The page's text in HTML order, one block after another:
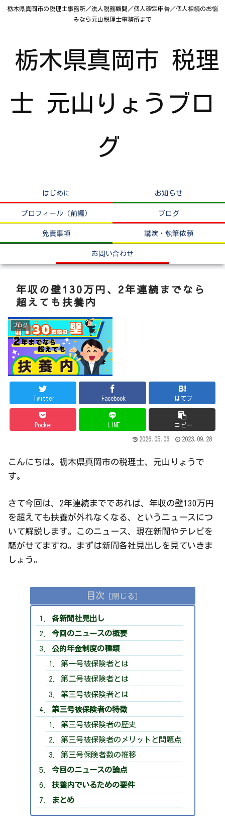
栃木県真岡市の税理士事務所／法人税務顧問／個人確定申告／個人相続のお悩
みなら元山税理士事務所まで
栃木県真岡市 税理
士 元山りょうブロ
グ
はじめに お知らせ
プロフィール（前編） ブログ
免責事項 講演・執筆依頼
お問い合わせ
年収の壁130万円、2年連続までなら
超えても扶養内
ブログ
Twitter Facebook はてブ
Pocket LINE コピー
2026.05.03 2023.09.28
こんにちは。栃木県真岡市の税理士、元山りょうで
す。
さて今回は、2年連続までであれば、年収の壁130万円
を超えても扶養が外れなくなる、というニュースにつ
いて解説します。このニュース、現在新聞やテレビを
騒がせてますね。まずは新聞各社見出しを見ていきま
しょう。
目次
各新聞社見出し
今回のニュースの概要
公的年金制度の種類
第一号被保険者とは
第二号被保険者とは
第三号被保険者とは
第三号被保険者の特徴
第三号被保険者の歴史
第三号被保険者のメリットと問題点
第三号保険者数の推移
今回のニュースの論点
扶養内でいるための要件
まとめ